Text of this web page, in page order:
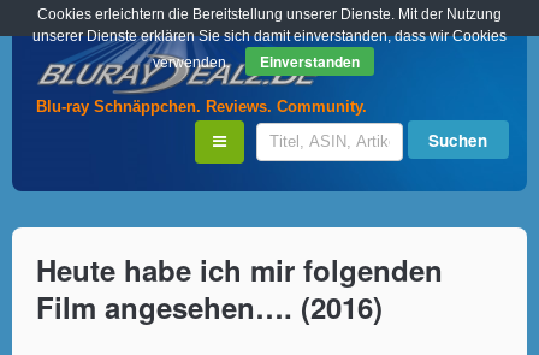
Blu-ray Schnäppchen. Reviews. Community.
Heute habe ich mir folgenden
Film angesehen…. (2016)
Cookies erleichtern die Bereitstellung unserer Dienste. Mit der Nutzung
unserer Dienste erklären Sie sich damit einverstanden, dass wir Cookies
verwenden.
Einverstanden